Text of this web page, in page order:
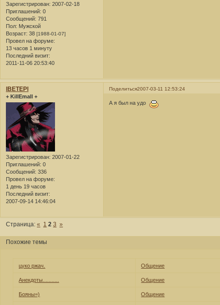
Зарегистрирован: 2007-02-18
Приглашений: 0
Сообщений: 791
Пол: Мужской
Возраст: 38 [1988-01-07]
Провел на форуме:
13 часов 1 минуту
Последний визит:
2011-11-06 20:53:40
Поделиться2007-03-11 12:53:24
lBETEPl
+ KillEmall +
Зарегистрирован: 2007-01-22
Приглашений: 0
Сообщений: 336
Провел на форуме:
1 день 19 часов
Последний визит:
2007-09-14 14:46:04
А я был на удо
Страница:« 1 2 3 »
Похожие темы
цуко ржач. Общение
Анекдоты........... Общение
Бояны=) Общение